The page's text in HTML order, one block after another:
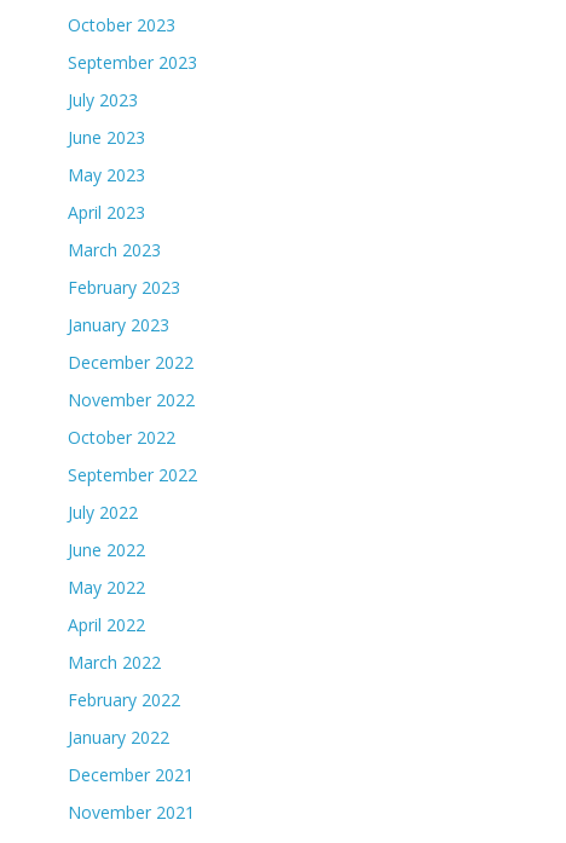
October 2023
September 2023
July 2023
June 2023
May 2023
April 2023
March 2023
February 2023
January 2023
December 2022
November 2022
October 2022
September 2022
July 2022
June 2022
May 2022
April 2022
March 2022
February 2022
January 2022
December 2021
November 2021